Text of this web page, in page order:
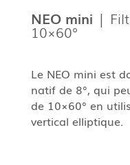
NEO mini |
10×60°
Le NEO mini est
natif de 8°, qui
de 10×60° en
vertical elliptique.